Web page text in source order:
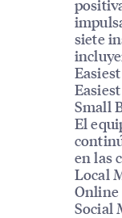
siete
Small
El
en las
Local
Online
Social